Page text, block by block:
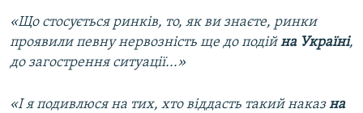
«Що стосується ринків, то, як ви знаєте, ринки
проявили певну нервозність ще до подійна Україні,
до загострення ситуації...»
«І я подивлюся на тих, хто віддасть такий наказна